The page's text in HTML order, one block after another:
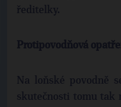
ředitelky.
Protipovodňová
Na loňské povodně
skutečnosti tomu tak